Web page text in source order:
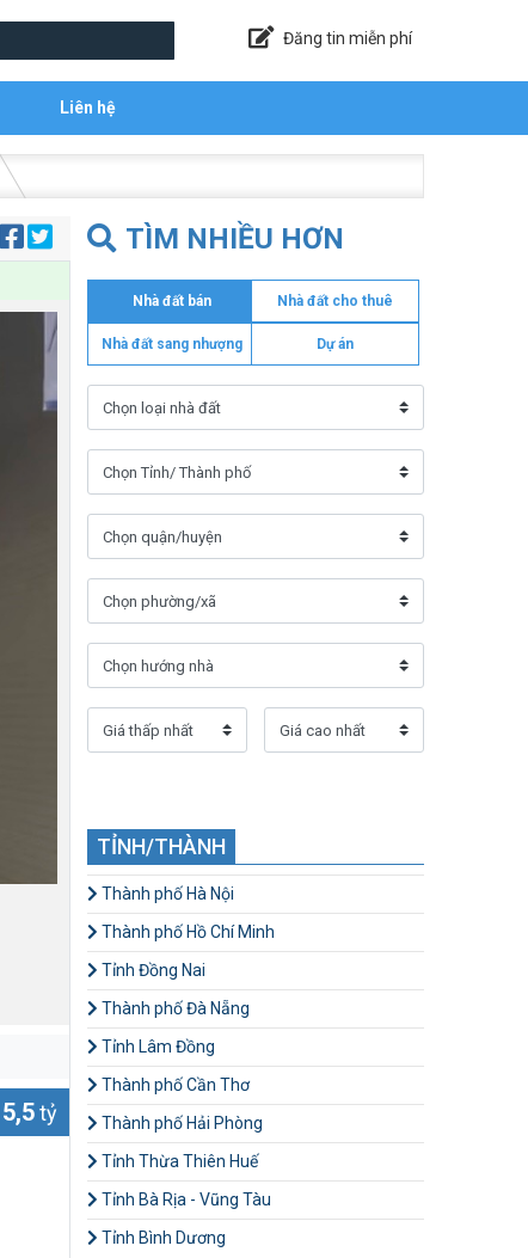
Đăng tin miễn phí
Liên hệ
5,5tỷ
TÌM NHIỀU HƠN
Nhà đất bán Nhà đất cho thuê
Nhà đất sang nhượng Dự án
TỈNH/THÀNH
Thành phố Hà Nội
Thành phố Hồ Chí Minh
Tỉnh Đồng Nai
Thành phố Đà Nẵng
Tỉnh Lâm Đồng
Thành phố Cần Thơ
Thành phố Hải Phòng
Tỉnh Thừa Thiên Huế
Tỉnh Bà Rịa - Vũng Tàu
Tỉnh Bình Dương